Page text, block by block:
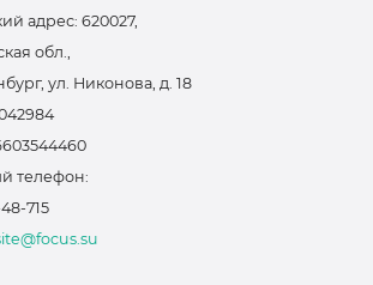
адрес: 620027,
обл.,
ул. Никонова, д. 18
телефон:
715